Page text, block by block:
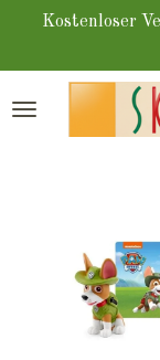
Zum
springen
Kostenloser